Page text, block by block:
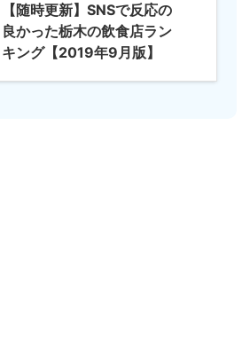
【随時更新】SNSで反応の
良かった栃木の飲食店ラン
キング【2019年9月版】